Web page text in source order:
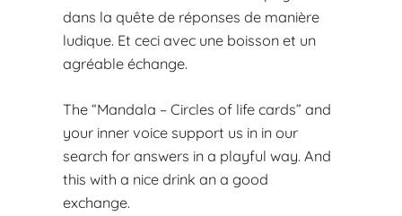
dans la quête de réponses de manière
ludique. Et ceci avec une boisson et un
agréable échange.
The “Mandala – Circles of life cards” and
your inner voice support us in in our
search for answers in a playful way. And
this with a nice drink an a good
exchange.